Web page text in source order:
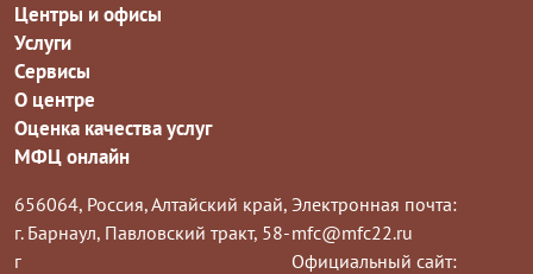
Центры и офисы
Услуги
Сервисы
О центре
Оценка качества услуг
МФЦ онлайн
656064, Россия, Алтайский край,
г. Барнаул, Павловский тракт, 58-
г
Электронная почта:
mfc@mfc22.ru
Официальный сайт: